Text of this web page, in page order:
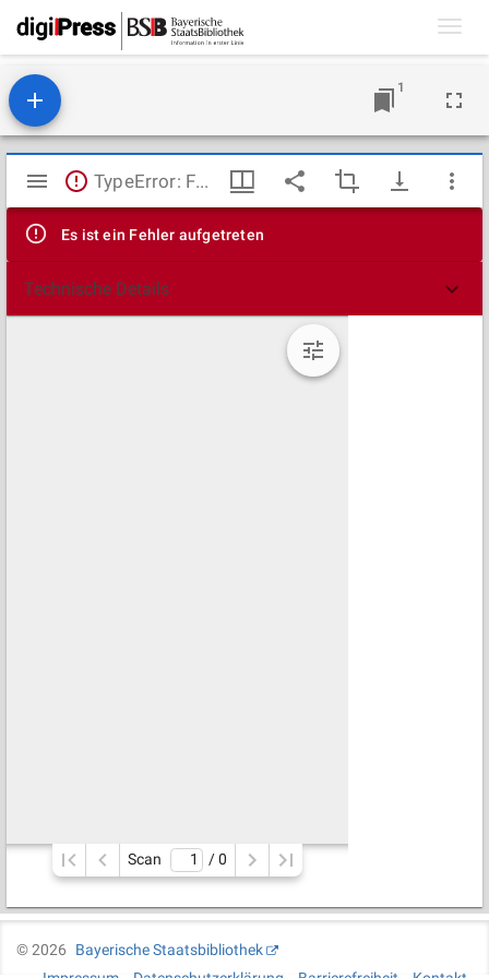
1
Mirador
Viewer
TypeError: Failed to fetch
Es ist ein Fehler aufgetreten
Technische Details
Scan / 0
©2026
Bayerische Staatsbibliothek